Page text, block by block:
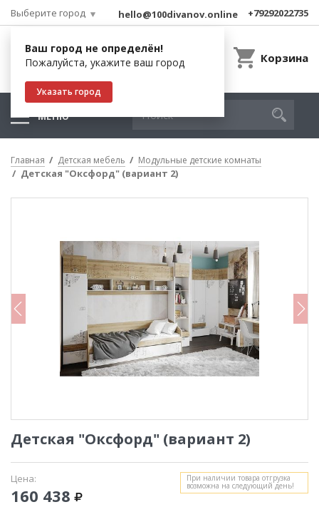
Выберите город
Ваш город не определён!
Пожалуйста, укажите ваш город
Указать город
hello@100divanov.online +79292022735
Корзина
МЕНЮ
Главная Детская мебель Модульные детские комнаты
Детская "Оксфорд" (вариант 2)
Детская "Оксфорд" (вариант 2)
Цена:
160 438
При наличии товара отгрузка
возможна на следующий день!